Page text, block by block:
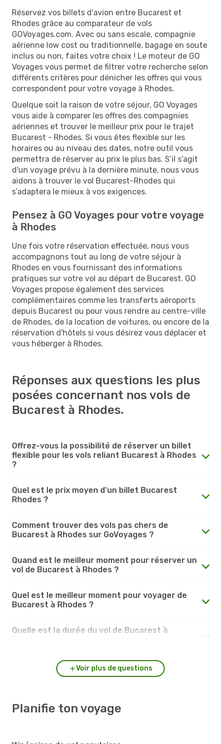
Réservez vos billets d'avion entre Bucarest et
Rhodes grâce au comparateur de vols
GOVoyages.com. Avec ou sans escale, compagnie
aérienne low cost ou traditionnelle, bagage en soute
inclus ou non, faites votre choix ! Le moteur de GO
Voyages vous permet de filtrer votre recherche selon
différents critères pour dénicher les offres qui vous
correspondent pour votre voyage à Rhodes.
Quelque soit la raison de votre séjour, GO Voyages
vous aide à comparer les offres des compagnies
aériennes et trouver le meilleur prix pour le trajet
Bucarest - Rhodes. Si vous êtes flexible sur les
horaires ou au niveau des dates, notre outil vous
permettra de réserver au prix le plus bas. S’il s'agit
d'un voyage prévu à la dernière minute, nous vous
aidons à trouver le vol Bucarest-Rhodes qui
s’adaptera le mieux à vos exigences.
Pensez à GO Voyages pour votre voyage
à Rhodes
Une fois votre réservation effectuée, nous vous
accompagnons tout au long de votre séjour à
Rhodes en vous fournissant des informations
pratiques sur votre vol au départ de Bucarest. GO
Voyages propose également des services
complémentaires comme les transferts aéroports
depuis Bucarest ou pour vous rendre au centre-ville
de Rhodes, de la location de voitures, ou encore de la
réservation d'hôtels si vous désirez vous déplacer et
vous héberger à Rhodes.
Réponses aux questions les plus
posées concernant nos vols de
Bucarest à Rhodes.
Offrez-vous la possibilité de réserver un billet
flexible pour les vols reliant Bucarest à Rhodes
?
Quel est le prix moyen d'un billet Bucarest
Rhodes ?
Comment trouver des vols pas chers de
Bucarest à Rhodes sur GoVoyages ?
Quand est le meilleur moment pour réserver un
vol de Bucarest à Rhodes ?
Quel est le meilleur moment pour voyager de
Bucarest à Rhodes ?
Quelle est la durée du vol de Bucarest à
Voir plus de questions
Planifie ton voyage